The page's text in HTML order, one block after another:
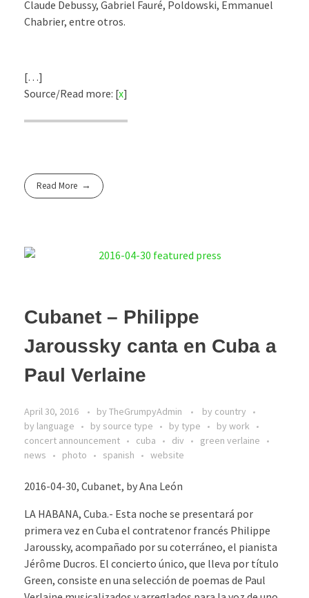
Claude Debussy, Gabriel Fauré, Poldowski, Emmanuel
Chabrier, entre otros.
[…]
Source/Read more: [x]
Read More
Cubanet – Philippe
Jaroussky canta en Cuba a
Paul Verlaine
April 30, 2016 by TheGrumpyAdmin
by country
by language
by source type by type
by work
concert announcement
cuba div
green verlaine
news
photo spanish website
2016-04-30, Cubanet, by Ana León
LA HABANA, Cuba.- Esta noche se presentará por
primera vez en Cuba el contratenor francés Philippe
Jaroussky, acompañado por su coterráneo, el pianista
Jérôme Ducros. El concierto único, que lleva por título
Green, consiste en una selección de poemas de Paul